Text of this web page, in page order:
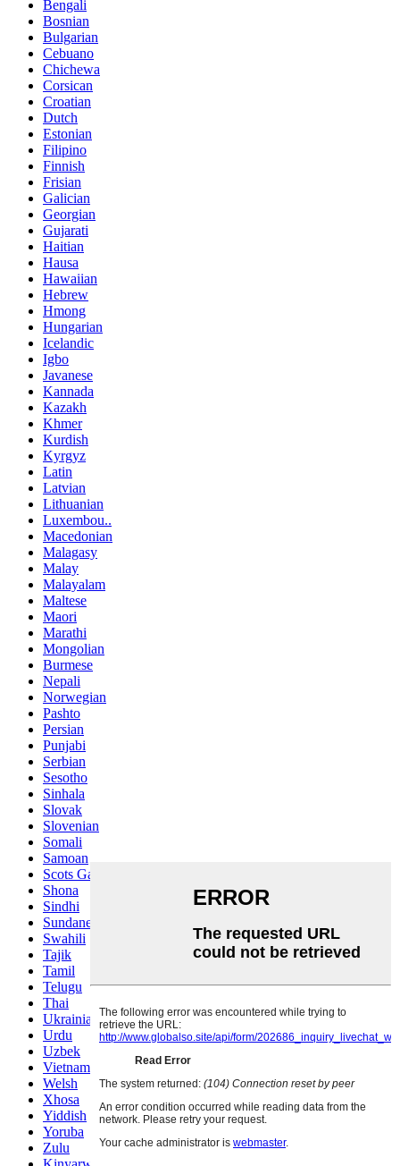
Bengali
Bosnian
Bulgarian
Cebuano
Chichewa
Corsican
Croatian
Dutch
Estonian
Filipino
Finnish
Frisian
Galician
Georgian
Gujarati
Haitian
Hausa
Hawaiian
Hebrew
Hmong
Hungarian
Icelandic
Igbo
Javanese
Kannada
Kazakh
Khmer
Kurdish
Kyrgyz
Latin
Latvian
Lithuanian
Luxembou..
Macedonian
Malagasy
Malay
Malayalam
Maltese
Maori
Marathi
Mongolian
Burmese
Nepali
Norwegian
Pashto
Persian
Punjabi
Serbian
Sesotho
Sinhala
Slovak
Slovenian
Somali
Samoan
Scots Gaelic
Shona
Sindhi
Sundanese
Swahili
Tajik
Tamil
Telugu
Thai
Ukrainian
Urdu
Uzbek
Vietnamese
Welsh
Xhosa
Yiddish
Yoruba
Zulu